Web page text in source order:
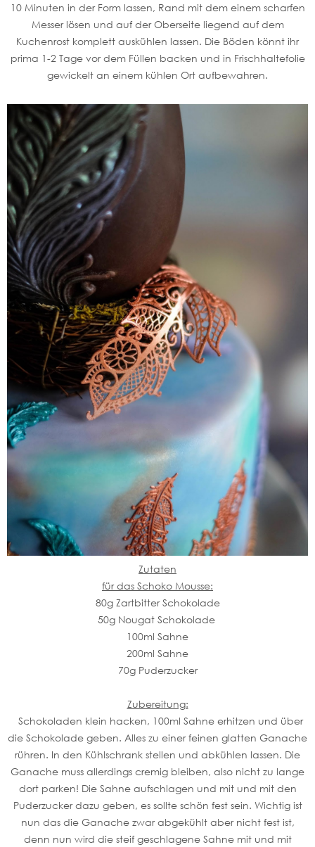
10 Minuten in der Form lassen, Rand mit dem einem scharfen
Messer lösen und auf der Oberseite liegend auf dem
Kuchenrost komplett auskühlen lassen. Die Böden könnt ihr
prima 1-2 Tage vor dem Füllen backen und in Frischhaltefolie
gewickelt an einem kühlen Ort aufbewahren.
Zutaten
für das Schoko Mousse:
80g Zartbitter Schokolade
50g Nougat Schokolade
100ml Sahne
200ml Sahne
70g Puderzucker
Zubereitung:
Schokoladen klein hacken, 100ml Sahne erhitzen und über
die Schokolade geben. Alles zu einer feinen glatten Ganache
rühren. In den Kühlschrank stellen und abkühlen lassen. Die
Ganache muss allerdings cremig bleiben, also nicht zu lange
dort parken! Die Sahne aufschlagen und mit und mit den
Puderzucker dazu geben, es sollte schön fest sein. Wichtig ist
nun das die Ganache zwar abgekühlt aber nicht fest ist,
denn nun wird die steif geschlagene Sahne mit und mit